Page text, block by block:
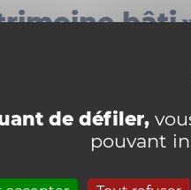
de défiler,
pouvant
bâti
ci-dessous est un
des images, etc.
au « forum
ressources mises à